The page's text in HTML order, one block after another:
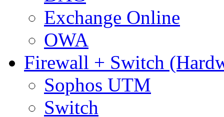
Exchange Online
OWA
Firewall + Switch
Sophos UTM
Switch